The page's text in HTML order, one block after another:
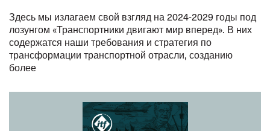
Здесь мы излагаем свой взгляд на 2024-2029 годы под
лозунгом «Транспортники двигают мир вперед». В них
содержатся наши требования и стратегия по
трансформации транспортной отрасли, созданию
более